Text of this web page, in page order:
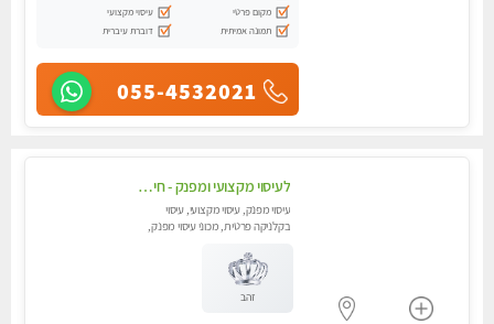
מקום פרטי
עיסוי מקצועי
תמונה אמיתית
דוברת עיברית
055-4532021
לעיסוי מקצועי ומפנק - חיפה באווירה נעימה ושקטה - טל - 054-4840029
עיסוי מפנק, עיסוי מקצועי, עיסוי
בקלניקה פרטית, מכוני עיסוי מפנק,
זהב